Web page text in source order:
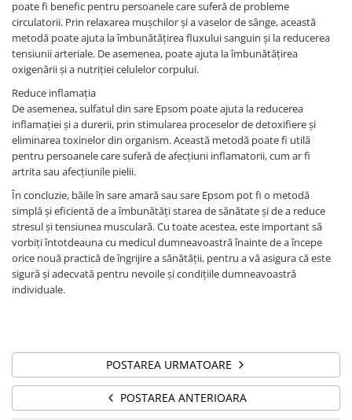
poate fi benefic pentru persoanele care suferă de probleme
circulatorii. Prin relaxarea mușchilor și a vaselor de sânge, această
metodă poate ajuta la îmbunătățirea fluxului sanguin și la reducerea
tensiunii arteriale. De asemenea, poate ajuta la îmbunătățirea
oxigenării și a nutriției celulelor corpului.
Reduce inflamația
De asemenea, sulfatul din sare Epsom poate ajuta la reducerea
inflamației și a durerii, prin stimularea proceselor de detoxifiere și
eliminarea toxinelor din organism. Această metodă poate fi utilă
pentru persoanele care suferă de afecțiuni inflamatorii, cum ar fi
artrita sau afecțiunile pielii.
În concluzie, băile în sare amară sau sare Epsom pot fi o metodă
simplă și eficientă de a îmbunătăți starea de sănătate și de a reduce
stresul și tensiunea musculară. Cu toate acestea, este important să
vorbiți întotdeauna cu medicul dumneavoastră înainte de a începe
orice nouă practică de îngrijire a sănătății, pentru a vă asigura că este
sigură și adecvată pentru nevoile și condițiile dumneavoastră
individuale.
POSTAREA URMATOARE
POSTAREA ANTERIOARA